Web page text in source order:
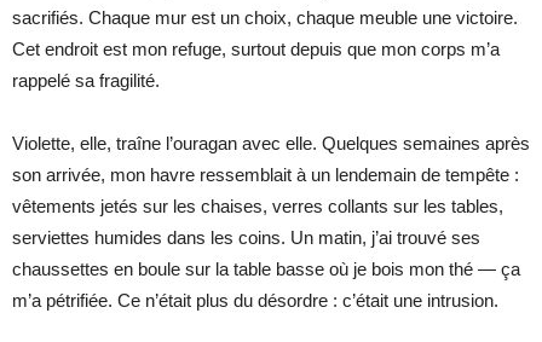
sacrifiés. Chaque mur est un choix, chaque meuble une victoire.
Cet endroit est mon refuge, surtout depuis que mon corps m’a
rappelé sa fragilité.
Violette, elle, traîne l’ouragan avec elle. Quelques semaines après
son arrivée, mon havre ressemblait à un lendemain de tempête :
vêtements jetés sur les chaises, verres collants sur les tables,
serviettes humides dans les coins. Un matin, j’ai trouvé ses
chaussettes en boule sur la table basse où je bois mon thé — ça
m’a pétrifiée. Ce n’était plus du désordre : c’était une intrusion.